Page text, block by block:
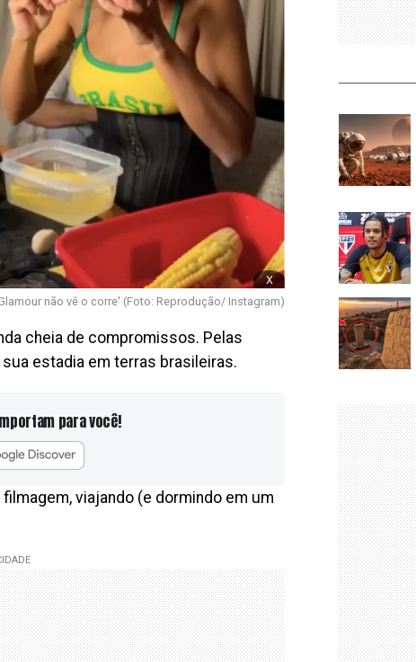
x
não vê o corre' (Foto: Reprodução/ Instagram)
cheia de compromissos. Pelas
estadia em terras brasileiras.
para você!
viajando (e dormindo em um